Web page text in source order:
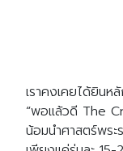
เราคงเคยได้ยิน
“พอแล้วดี The
น้อมนำศาสตร์พร